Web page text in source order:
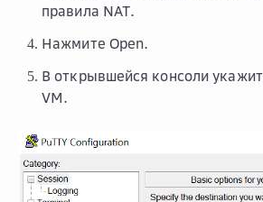
правила NAT.
Нажмите Open.
В открывшейся консоли
VM.